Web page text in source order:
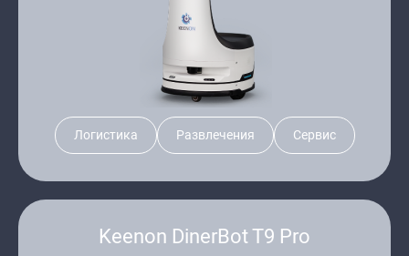
Логистика Развлечения Сервис
Keenon DinerBot T9 Pro